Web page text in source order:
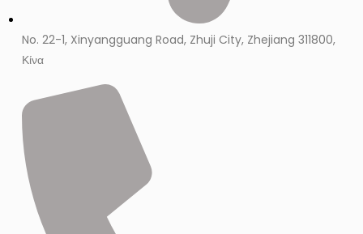
No. 22-1, Xinyangguang Road, Zhuji City, Zhejiang 311800,
Κίνα